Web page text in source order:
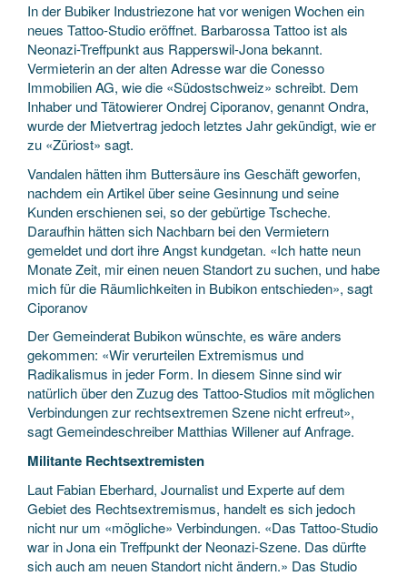
In der Bubiker Industriezone hat vor wenigen Wochen ein
neues Tattoo-Studio eröffnet. Barbarossa Tattoo ist als
Neonazi-Treffpunkt aus Rapperswil-Jona bekannt.
Vermieterin an der alten Adresse war die Conesso
Immobilien AG, wie die «Südostschweiz» schreibt. Dem
Inhaber und Tätowierer Ondrej Ciporanov, genannt Ondra,
wurde der Mietvertrag jedoch letztes Jahr gekündigt, wie er
zu «Züriost» sagt.
Vandalen hätten ihm Buttersäure ins Geschäft geworfen,
nachdem ein Artikel über seine Gesinnung und seine
Kunden erschienen sei, so der gebürtige Tscheche.
Daraufhin hätten sich Nachbarn bei den Vermietern
gemeldet und dort ihre Angst kundgetan. «Ich hatte neun
Monate Zeit, mir einen neuen Standort zu suchen, und habe
mich für die Räumlichkeiten in Bubikon entschieden», sagt
Ciporanov
Der Gemeinderat Bubikon wünschte, es wäre anders
gekommen: «Wir verurteilen Extremismus und
Radikalismus in jeder Form. In diesem Sinne sind wir
natürlich über den Zuzug des Tattoo-Studios mit möglichen
Verbindungen zur rechtsextremen Szene nicht erfreut»,
sagt Gemeindeschreiber Matthias Willener auf Anfrage.
Militante Rechtsextremisten
Laut Fabian Eberhard, Journalist und Experte auf dem
Gebiet des Rechtsextremismus, handelt es sich jedoch
nicht nur um «mögliche» Verbindungen. «Das Tattoo-Studio
war in Jona ein Treffpunkt der Neonazi-Szene. Das dürfte
sich auch am neuen Standort nicht ändern.» Das Studio